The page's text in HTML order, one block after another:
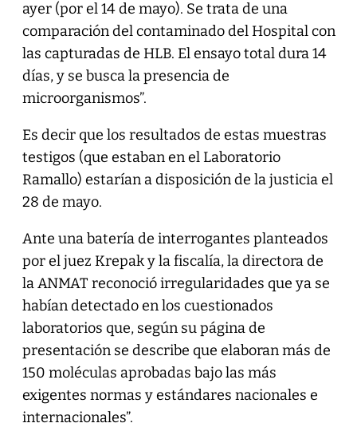
ayer (por el 14 de mayo). Se trata de una
comparación del contaminado del Hospital con
las capturadas de HLB. El ensayo total dura 14
días, y se busca la presencia de
microorganismos”.
Es decir que los resultados de estas muestras
testigos (que estaban en el Laboratorio
Ramallo) estarían a disposición de la justicia el
28 de mayo.
Ante una batería de interrogantes planteados
por el juez Krepak y la fiscalía, la directora de
la ANMAT reconoció irregularidades que ya se
habían detectado en los cuestionados
laboratorios que, según su página de
presentación se describe que elaboran más de
150 moléculas aprobadas bajo las más
exigentes normas y estándares nacionales e
internacionales”.